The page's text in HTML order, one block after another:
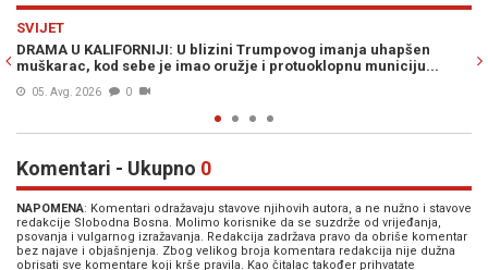
ŠARENI SVIJET
UŠAO U DEVETU DECENIJU ŽIVOTA: Američki predsjednik
Trump proslavio rođendan organizacijom večeri mješovitih...
15. Jun. 2026
Komentari - Ukupno 0
NAPOMENA: Komentari odražavaju stavove njihovih autora, a ne nužno i stavove
redakcije Slobodna Bosna. Molimo korisnike da se suzdrže od vrijeđanja,
psovanja i vulgarnog izražavanja. Redakcija zadržava pravo da obriše komentar
bez najave i objašnjenja. Zbog velikog broja komentara redakcija nije dužna
obrisati sve komentare koji krše pravila. Kao čitalac također prihvatate